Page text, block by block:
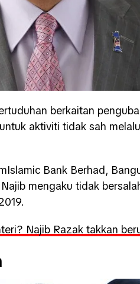
berkaitan
aktiviti tidak sah
Bank Berhad,
mengaku tidak
Najib Razak takkan